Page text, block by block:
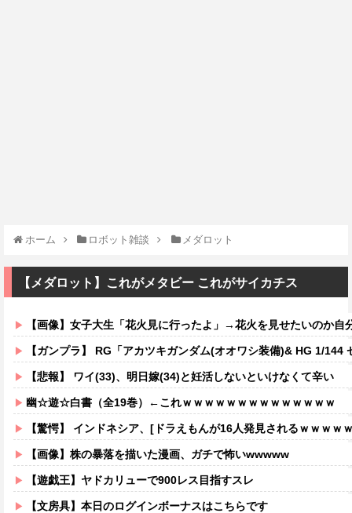
ホーム ロボット雑談 メダロット
【メダロット】これがメタビー これがサイカチス
【画像】女子大生「花火見に行ったよ」→花火を見せたいのか自分を見
【ガンプラ】 RG「アカツキガンダム(オオワシ装備)& HG 1/144 ゼウスシルエット + カスタムジョイントパーツセット」【ガ
【悲報】 ワイ(33)、明日嫁(34)と妊活しないといけなくて辛い
幽☆遊☆白書（全19巻）←これｗｗｗｗｗｗｗｗｗｗｗｗｗｗ
【驚愕】 インドネシア、[ドラえもんが16人発見されるｗｗｗｗ
【画像】株の暴落を描いた漫画、ガチで怖いwwwww
【遊戯王】ヤドカリューで900レス目指すスレ
【文房具】本日のログインボーナスはこちらです